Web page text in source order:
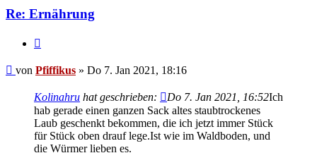
Re: Ernährung
Beitrag
von Pfiffikus » Do 7. Jan 2021, 18:16
Kolinahru hat geschrieben: Do 7. Jan 2021, 16:52Ich
hab gerade einen ganzen Sack altes staubtrockenes
Laub geschenkt bekommen, die ich jetzt immer Stück
für Stück oben drauf lege.Ist wie im Waldboden, und
die Würmer lieben es.